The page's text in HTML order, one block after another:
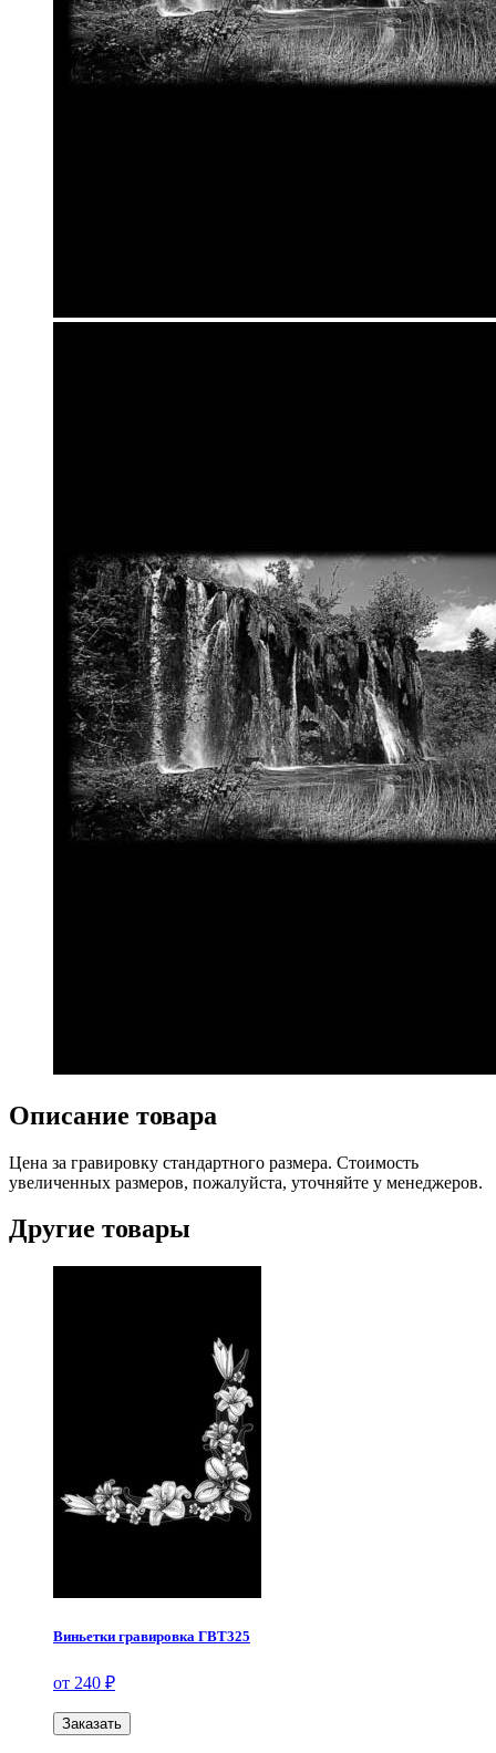
Описание товара
Цена за гравировку стандартного размера. Стоимость
увеличенных размеров, пожалуйста, уточняйте у менеджеров.
Другие товары
Виньетки гравировка ГВТ325
от 240 ₽
Заказать